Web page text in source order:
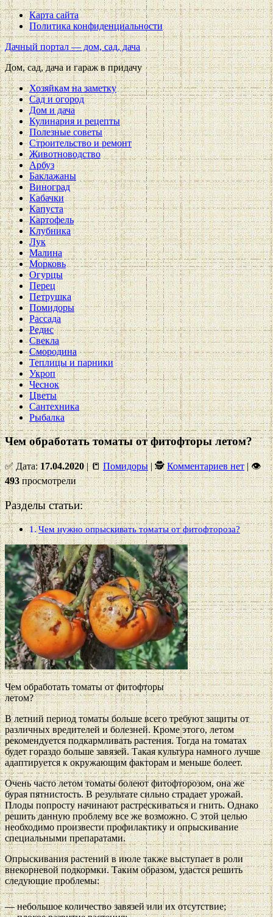
Карта сайта
Политика конфиденциальности
Дачный портал — дом, сад, дача
Дом, сад, дача и гараж в придачу
Хозяйкам на заметку
Сад и огород
Дом и дача
Кулинария и рецепты
Полезные советы
Строительство и ремонт
Животноводство
Арбуз
Баклажаны
Виноград
Кабачки
Капуста
Картофель
Клубника
Лук
Малина
Морковь
Огурцы
Перец
Петрушка
Помидоры
Рассада
Редис
Свекла
Смородина
Теплицы и парники
Укроп
Чеснок
Цветы
Сантехника
Рыбалка
Чем обработать томаты от фитофторы летом?
✅ Дата:17.04.2020| 📒Помидоры| 🕵Комментариев нет|👁
493просмотрели
Разделы статьи:
Чем нужно опрыскивать томаты от фитофтороза?
Чем обработать томаты от фитофторы
летом?
В летний период томаты больше всего требуют защиты от
различных вредителей и болезней. Кроме этого, летом
рекомендуется подкармливать растения. Тогда на томатах
будет гораздо больше завязей. Такая культура намного лучше
адаптируется к окружающим факторам и меньше болеет.
Очень часто летом томаты болеют фитофторозом, она же
бурая пятнистость. В результате сильно страдает урожай.
Плоды попросту начинают растрескиваться и гнить. Однако
решить данную проблему все же возможно. С этой целью
необходимо произвести профилактику и опрыскивание
специальными препаратами.
Опрыскивания растений в июле также выступает в роли
внекорневой подкормки. Таким образом, удастся решить
следующие проблемы:
— небольшое количество завязей или их отсутствие;